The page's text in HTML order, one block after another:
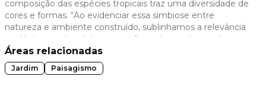
slide
composição das espécies tropicais traz uma diversidade de
cores e formas. “Ao evidenciar essa simbiose entre
natureza e ambiente construído, sublinhamos a relevância
ecológica e cultural da vegetação nativa, reafirmando sua
presença como um pilar indispensável para o equilíbrio
entre o urbano e o natural”.
Áreas relacionadas
Jardim Paisagismo